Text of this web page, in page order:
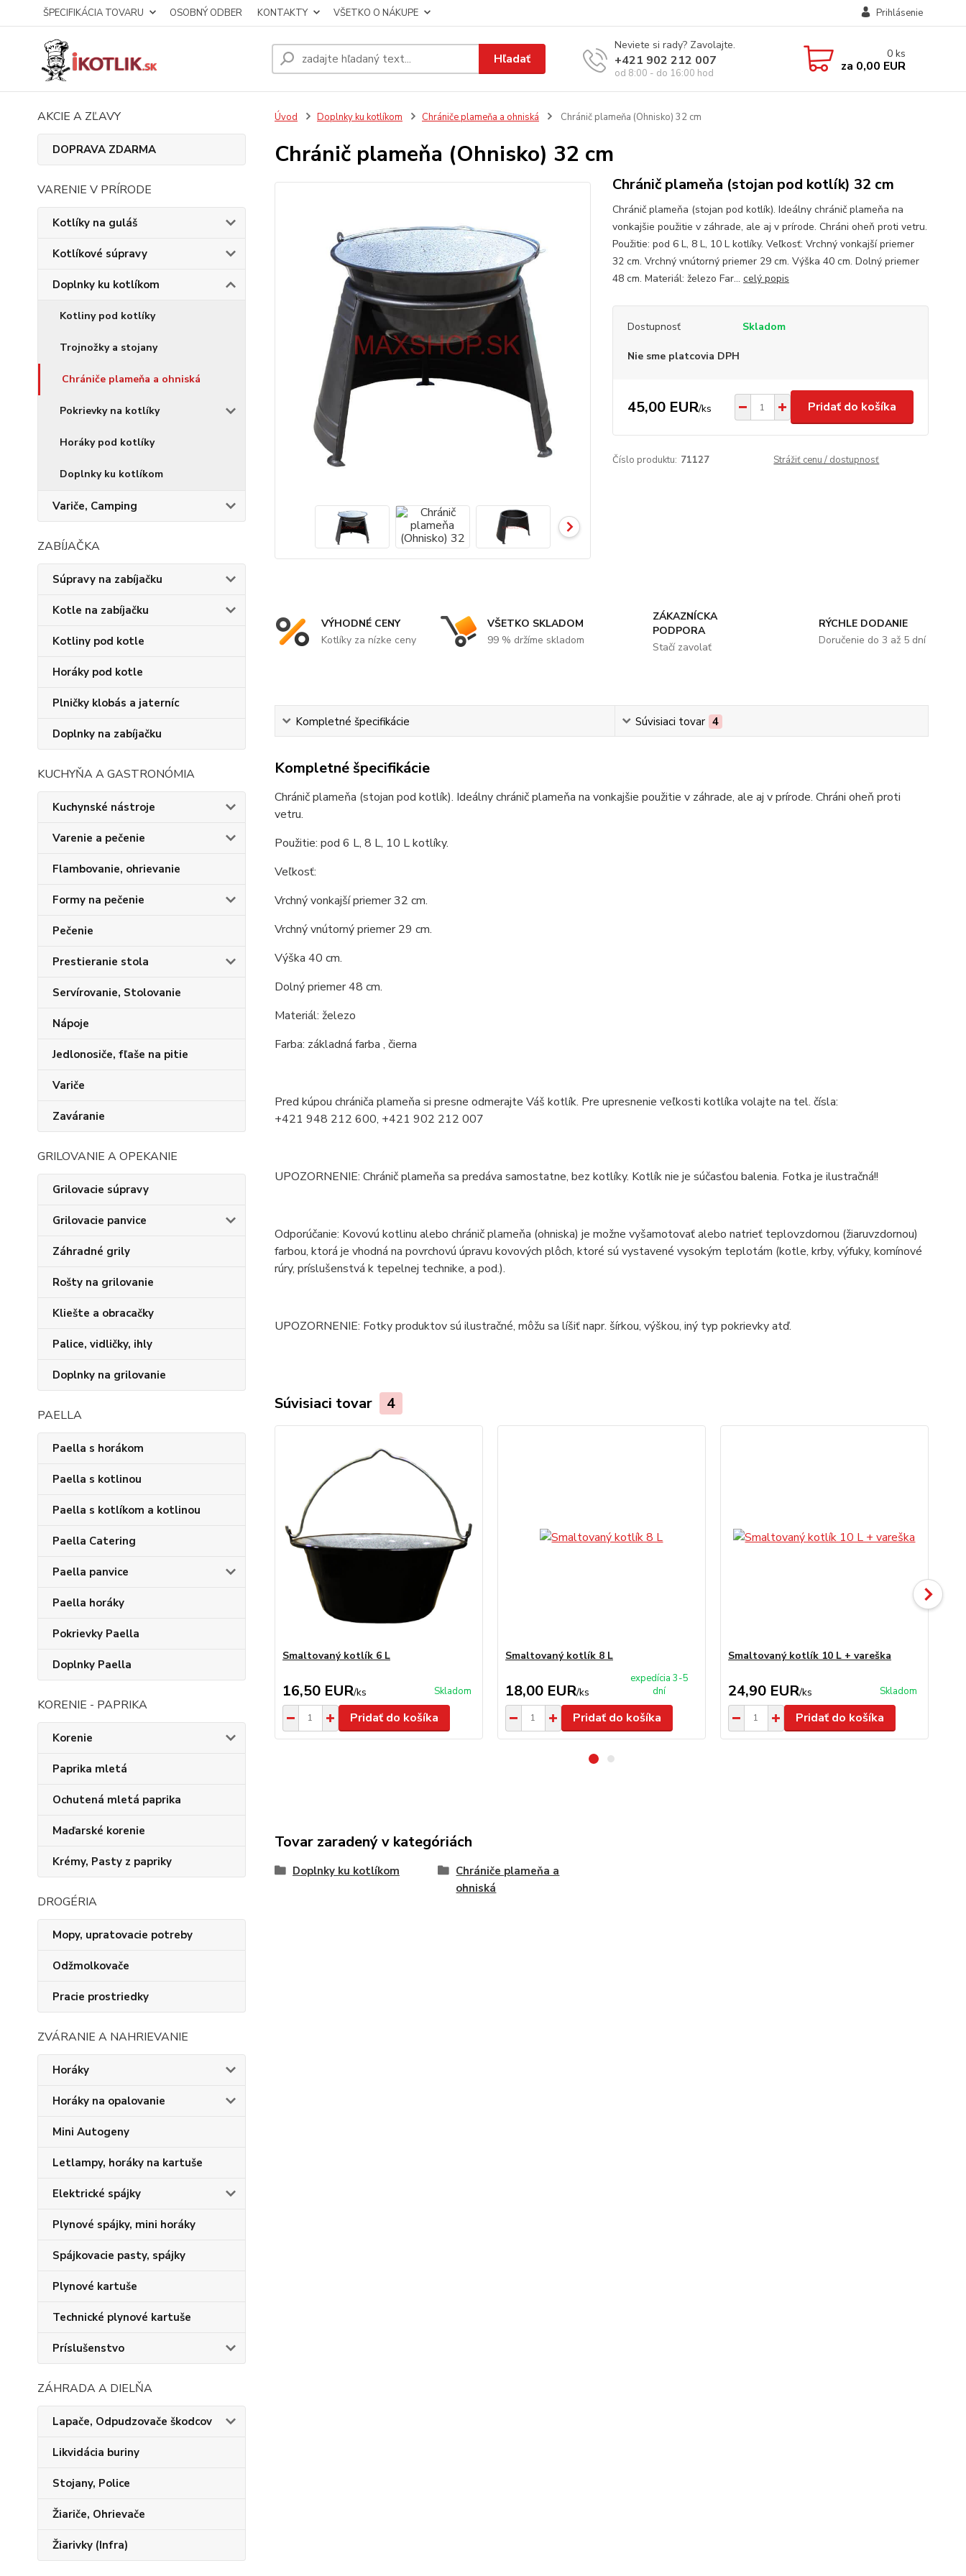
ŠPECIFIKÁCIA TOVARU OSOBNÝ ODBER KONTAKTY VŠETKO O NÁKUPE Prihlásenie
Hľadať
Neviete si rady? Zavolajte.
+421 902 212 007
od 8:00 - do 16:00 hod
0 ks
za 0,00 EUR
AKCIE A ZĽAVY
DOPRAVA ZDARMA
VARENIE V PRÍRODE
Kotlíky na guláš
Kotlíkové súpravy
Doplnky ku kotlíkom
Kotliny pod kotlíky
Trojnožky a stojany
Chrániče plameňa a ohniská
Pokrievky na kotlíky
Horáky pod kotlíky
Doplnky ku kotlíkom
Variče, Camping
ZABÍJAČKA
Súpravy na zabíjačku
Kotle na zabíjačku
Kotliny pod kotle
Horáky pod kotle
Plničky klobás a jaterníc
Doplnky na zabíjačku
KUCHYŇA A GASTRONÓMIA
Kuchynské nástroje
Varenie a pečenie
Flambovanie, ohrievanie
Formy na pečenie
Pečenie
Prestieranie stola
Servírovanie, Stolovanie
Nápoje
Jedlonosiče, fľaše na pitie
Variče
Zaváranie
GRILOVANIE A OPEKANIE
Grilovacie súpravy
Grilovacie panvice
Záhradné grily
Rošty na grilovanie
Kliešte a obracačky
Palice, vidličky, ihly
Doplnky na grilovanie
PAELLA
Paella s horákom
Paella s kotlinou
Paella s kotlíkom a kotlinou
Paella Catering
Paella panvice
Paella horáky
Pokrievky Paella
Doplnky Paella
KORENIE - PAPRIKA
Korenie
Paprika mletá
Ochutená mletá paprika
Maďarské korenie
Krémy, Pasty z papriky
DROGÉRIA
Mopy, upratovacie potreby
Odžmolkovače
Pracie prostriedky
ZVÁRANIE A NAHRIEVANIE
Horáky
Horáky na opalovanie
Mini Autogeny
Letlampy, horáky na kartuše
Elektrické spájky
Plynové spájky, mini horáky
Spájkovacie pasty, spájky
Plynové kartuše
Technické plynové kartuše
Príslušenstvo
ZÁHRADA A DIELŇA
Lapače, Odpudzovače škodcov
Likvidácia buriny
Stojany, Police
Žiariče, Ohrievače
Žiarivky (Infra)
Úvod Doplnky ku kotlíkom Chrániče plameňa a ohniská Chránič plameňa (Ohnisko) 32 cm
Chránič plameňa (Ohnisko) 32 cm
Chránič plameňa (stojan pod kotlík) 32 cm
Chránič plameňa (stojan pod kotlík). Ideálny chránič plameňa na
vonkajšie použitie v záhrade, ale aj v prírode. Chráni oheň proti vetru.
Použitie: pod 6 L, 8 L, 10 L kotlíky. Veľkosť: Vrchný vonkajší priemer
32 cm. Vrchný vnútorný priemer 29 cm. Výška 40 cm. Dolný priemer
48 cm. Materiál: železo Far... celý popis
Dostupnosť Skladom
Nie sme platcovia DPH
45,00 EUR/ks Pridať do košíka
Číslo produktu: 71127 Strážiť cenu / dostupnosť
VÝHODNÉ CENY
Kotlíky za nízke ceny
VŠETKO SKLADOM
99 % držíme skladom
ZÁKAZNÍCKA
PODPORA
Stačí zavolať
RÝCHLE DODANIE
Doručenie do 3 až 5 dní
Kompletné špecifikácie Súvisiaci tovar 4
Kompletné špecifikácie
Chránič plameňa (stojan pod kotlík). Ideálny chránič plameňa na vonkajšie použitie v záhrade, ale aj v prírode. Chráni oheň proti
vetru.
Použitie: pod 6 L, 8 L, 10 L kotlíky.
Veľkosť:
Vrchný vonkajší priemer 32 cm.
Vrchný vnútorný priemer 29 cm.
Výška 40 cm.
Dolný priemer 48 cm.
Materiál: železo
Farba: základná farba , čierna
Pred kúpou chrániča plameňa si presne odmerajte Váš kotlík. Pre upresnenie veľkosti kotlíka volajte na tel. čísla:
+421 948 212 600, +421 902 212 007
UPOZORNENIE: Chránič plameňa sa predáva samostatne, bez kotlíky. Kotlík nie je súčasťou balenia. Fotka je ilustračná!!
Odporúčanie: Kovovú kotlinu alebo chránič plameňa (ohniska) je možne vyšamotovať alebo natrieť teplovzdornou (žiaruvzdornou)
farbou, ktorá je vhodná na povrchovú úpravu kovových plôch, ktoré sú vystavené vysokým teplotám (kotle, krby, výfuky, komínové
rúry, príslušenstvá k tepelnej technike, a pod.).
UPOZORNENIE: Fotky produktov sú ilustračné, môžu sa líšiť napr. šírkou, výškou, iný typ pokrievky atď.
Súvisiaci tovar 4
Smaltovaný kotlík 6 L
16,50 EUR/ks Skladom
Pridať do košíka
Smaltovaný kotlík 8 L
18,00 EUR/ks
expedícia 3-5
dní
Pridať do košíka
Smaltovaný kotlík 10 L + vareška
24,90 EUR/ks Skladom
Pridať do košíka
Tovar zaradený v kategóriách
Doplnky ku kotlíkom
Chrániče plameňa a
ohniská